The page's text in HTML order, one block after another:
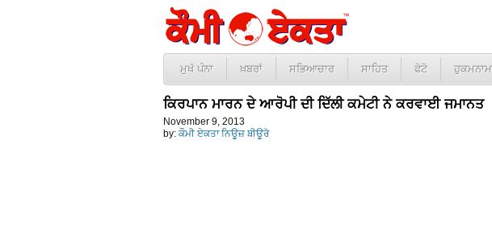
ਮੁਖੱ ਪੰਨਾ ਖ਼ਬਰਾਂ ਸਭਿਆਚਾਰ ਸਾਹਿਤ ਫੋਟੋ
ਕਿਰਪਾਨ ਮਾਰਨ ਦੇ ਆਰੋਪੀ ਦੀ ਦਿੱਲੀ ਕਮੇਟੀ ਨੇ ਕਰਵਾਈ ਜਮਾਨਤ
November 9, 2013
by: ਕੌਮੀ ਏਕਤਾ ਨਿਊਜ਼ ਬੀਊਰੋ